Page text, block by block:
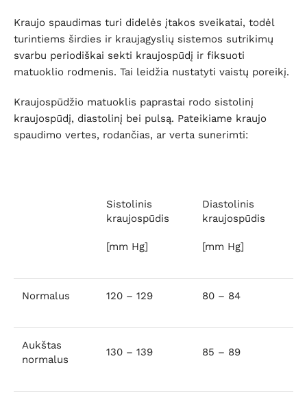
Kraujo spaudimas turi didelės įtakos sveikatai, todėl
turintiems širdies ir kraujagyslių sistemos sutrikimų
svarbu periodiškai sekti kraujospūdį ir fiksuoti
matuoklio rodmenis. Tai leidžia nustatyti vaistų poreikį.
Kraujospūdžio matuoklis paprastai rodo sistolinį
kraujospūdį, diastolinį bei pulsą. Pateikiame kraujo
spaudimo vertes, rodančias, ar verta sunerimti:
Sistolinis
kraujospūdis
[mm Hg]
Diastolinis
kraujospūdis
[mm Hg]
Normalus 120 – 129 80 – 84
Aukštas
normalus
130 – 139 85 – 89